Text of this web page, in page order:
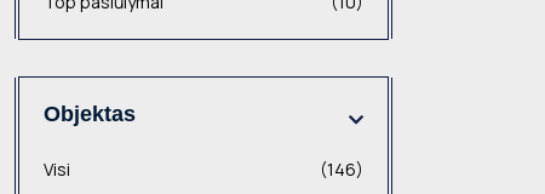
Objektas
Visi
(146)